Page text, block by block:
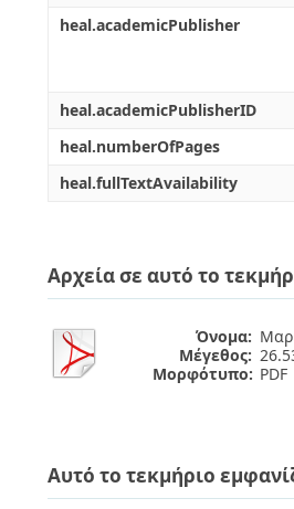
heal.academicPublisher
heal.academicPublisherID
heal.numberOfPages
heal.fullTextAvailability
Αρχεία σε αυτό το
Όνομα:
Μέγεθος:
Μορφότυπο: PDF
Αυτό το τεκμήριο